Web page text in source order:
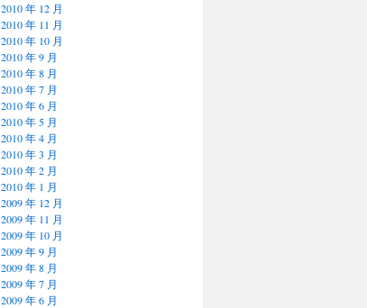
2010 年 12 月
2010 年 11 月
2010 年 10 月
2010 年 9 月
2010 年 8 月
2010 年 7 月
2010 年 6 月
2010 年 5 月
2010 年 4 月
2010 年 3 月
2010 年 2 月
2010 年 1 月
2009 年 12 月
2009 年 11 月
2009 年 10 月
2009 年 9 月
2009 年 8 月
2009 年 7 月
2009 年 6 月